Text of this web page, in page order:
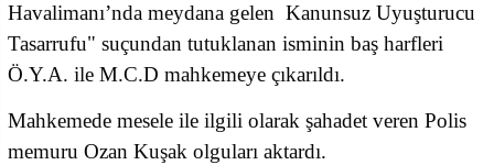
Havalimanı’nda meydana gelen Kanunsuz Uyuşturucu
Tasarrufu" suçundan tutuklanan isminin baş harfleri
Ö.Y.A. ile M.C.D mahkemeye çıkarıldı.
Mahkemede mesele ile ilgili olarak şahadet veren Polis
memuru Ozan Kuşak olguları aktardı.